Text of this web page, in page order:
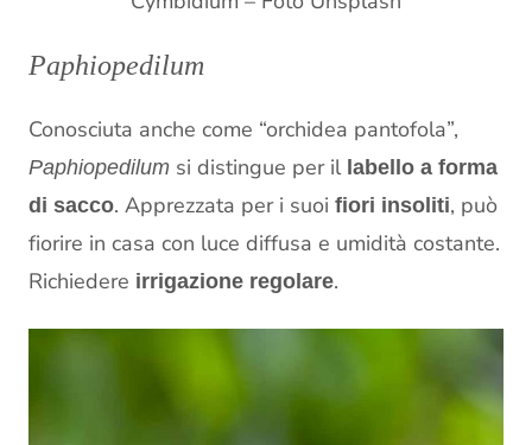
Paphiopedilum
Conosciuta anche come “orchidea pantofola”,
Paphiopedilum si distingue per il labello a forma
di sacco. Apprezzata per i suoi fiori insoliti, può
fiorire in casa con luce diffusa e umidità costante.
Richiedere irrigazione regolare.